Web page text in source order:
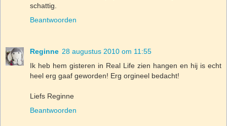
schattig.
Beantwoorden
Reginne 28 augustus 2010 om 11:55
Ik heb hem gisteren in Real Life zien hangen en hij is echt
heel erg gaaf geworden! Erg orgineel bedacht!
Liefs Reginne
Beantwoorden